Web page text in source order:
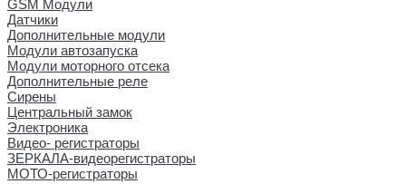
GSM Модули
Датчики
Дополнительные модули
Модули автозапуска
Модули моторного отсека
Дополнительные реле
Сирены
Центральный замок
Электроника
Видео- регистраторы
ЗЕРКАЛА-видеорегистраторы
МОТО-регистраторы